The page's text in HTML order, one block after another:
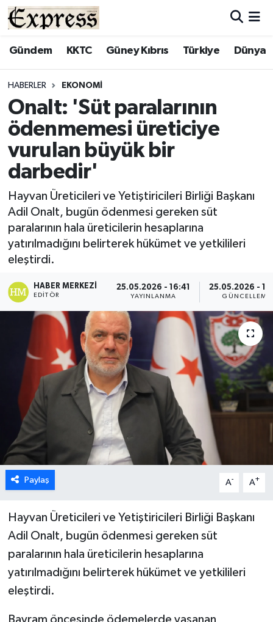
Gündem KKTC Güney Kıbrıs Türkiye Dünya
HABERLER EKONOMI
Onalt: 'Süt paralarının
ödenmemesi üreticiye
vurulan büyük bir
darbedir'
Hayvan Üreticileri ve Yetiştiricileri Birliği Başkanı
Adil Onalt, bugün ödenmesi gereken süt
paralarının hala üreticilerin hesaplarına
yatırılmadığını belirterek hükümet ve yetkilileri
eleştirdi.
HABER MERKEZI
EDITÖR
25.05.2026 - 16:41
YAYINLANMA
25.05.2026 -
GÜNCELLEME
Paylaş A- A+
Hayvan Üreticileri ve Yetiştiricileri Birliği Başkanı
Adil Onalt, bugün ödenmesi gereken süt
paralarının hala üreticilerin hesaplarına
yatırılmadığını belirterek hükümet ve yetkilileri
eleştirdi.
Bayram öncesinde ödemelerde yaşanan
ALAYKÖY
BİLİM
ÇATALKÖY
DÜNYA
EĞİTİM
EKONOMİ
ENGLISH
ESENTEPE
GAZİMAĞUSA
GİRNE
GÜNDEM
GÜNEY KIBRIS
İÇ HABERLER
KÜLTÜR SANAT
LAPTA
LEFKOŞA
MAGAZİN
Hava Durumu
Süper Lig Puan Durumu ve Fikstür
Tüm Manşetler
Son Dakika Haberleri
Haber Arşivi